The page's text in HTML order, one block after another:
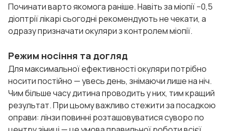
Починати варто якомога раніше. Навіть за міопії −0,5
діоптрії лікарі сьогодні рекомендують не чекати, а
одразу призначати окуляри з контролем міопії.
Режим носіння та догляд
Для максимальної ефективності окуляри потрібно
носити постійно — увесь день, знімаючи лише на ніч.
Чим більше часу дитина проводить у них, тим кращий
результат. При цьому важливо стежити за посадкою
оправи: лінзи повинні розташовуватися суворо по